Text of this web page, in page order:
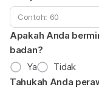
Apakah Anda
badan?
Ya
Tidak
Tahukah Anda